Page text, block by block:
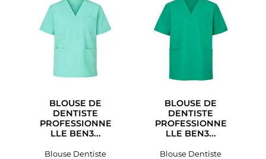
BLOUSE DE
DENTISTE
PROFESSIONNE
LLE BEN3...
Blouse Dentiste
BLOUSE DE
DENTISTE
PROFESSIONNE
LLE BEN3...
Blouse Dentiste